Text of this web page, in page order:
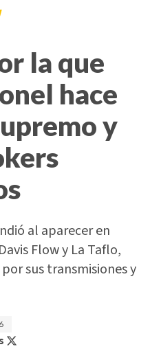
la que
hace
y
al aparecer en
Flow y La Taflo,
sus transmisiones y